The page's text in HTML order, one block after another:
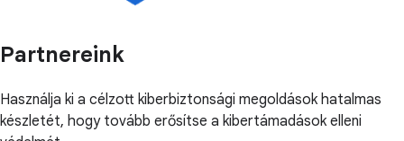
Partnereink
Használja ki a célzott kiberbiztonsági megoldások hatalmas
készletét, hogy tovább erősítse a kibertámadások elleni